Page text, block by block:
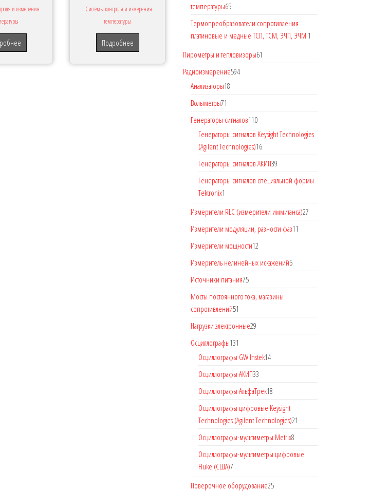
и измерения
Системы контроля и измерения
температуры
Подробнее
температуры65
Термопреобразователи сопротивления
платиновые и медные ТСП, ТСМ, ЭЧП, ЭЧМ.1
Пирометры и тепловизоры61
Радиоизмерение594
Анализаторы18
Вольтметры71
Генераторы сигналов110
Генераторы сигналов Keysight Technologies
(Agilent Technologies)16
Генераторы сигналов АКИП39
Генераторы сигналов специальной формы
Tektronix1
Измерители RLC (измерители иммитанса)27
Измерители модуляции, разности фаз11
Измерители мощности12
Измеритель нелинейных искажений5
Источники питания75
Мосты постоянного тока, магазины
сопротивлений51
Нагрузки электронные29
Осциллографы131
Осциллографы GW Instek14
Осциллографы АКИП33
Осциллографы АльфаТрек18
Осциллографы цифровые Keysight
Technologies (Agilent Technologies)21
Осциллографы-мультиметры Metrix8
Осциллографы-мультиметры цифровые
Fluke (США)7
Поверочное оборудование25